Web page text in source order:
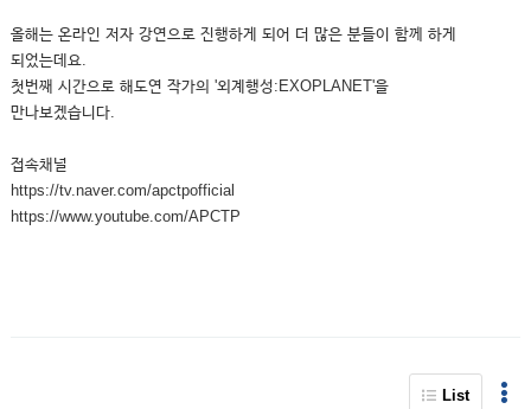
올해는 온라인 저자 강연으로 진행하게 되어 더 많은 분들이 함께 하게
되었는데요.
첫번째 시간으로 해도연 작가의 '외계행성:EXOPLANET'을
만나보겠습니다.
접속채널
https://tv.naver.com/apctpofficial
https://www.youtube.com/APCTP
List